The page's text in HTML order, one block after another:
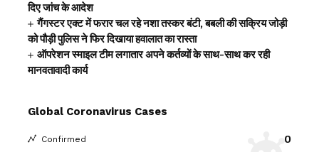
दिए जांच के आदेश
गैंगस्टर एक्ट में फरार चल रहे नशा तस्कर बंटी, बबली की सक्रिय जोड़ी
को पौड़ी पुलिस ने फिर दिखाया हवालात का रास्ता
ऑपरेशन स्माइल टीम लगातार अपने कर्तव्यों के साथ-साथ कर रही
मानवतावादी कार्य
Global Coronavirus Cases
Confirmed 0